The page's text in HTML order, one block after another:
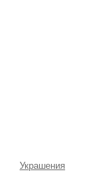
Украшения